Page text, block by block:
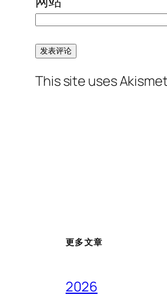
This site uses
更多文章
2026